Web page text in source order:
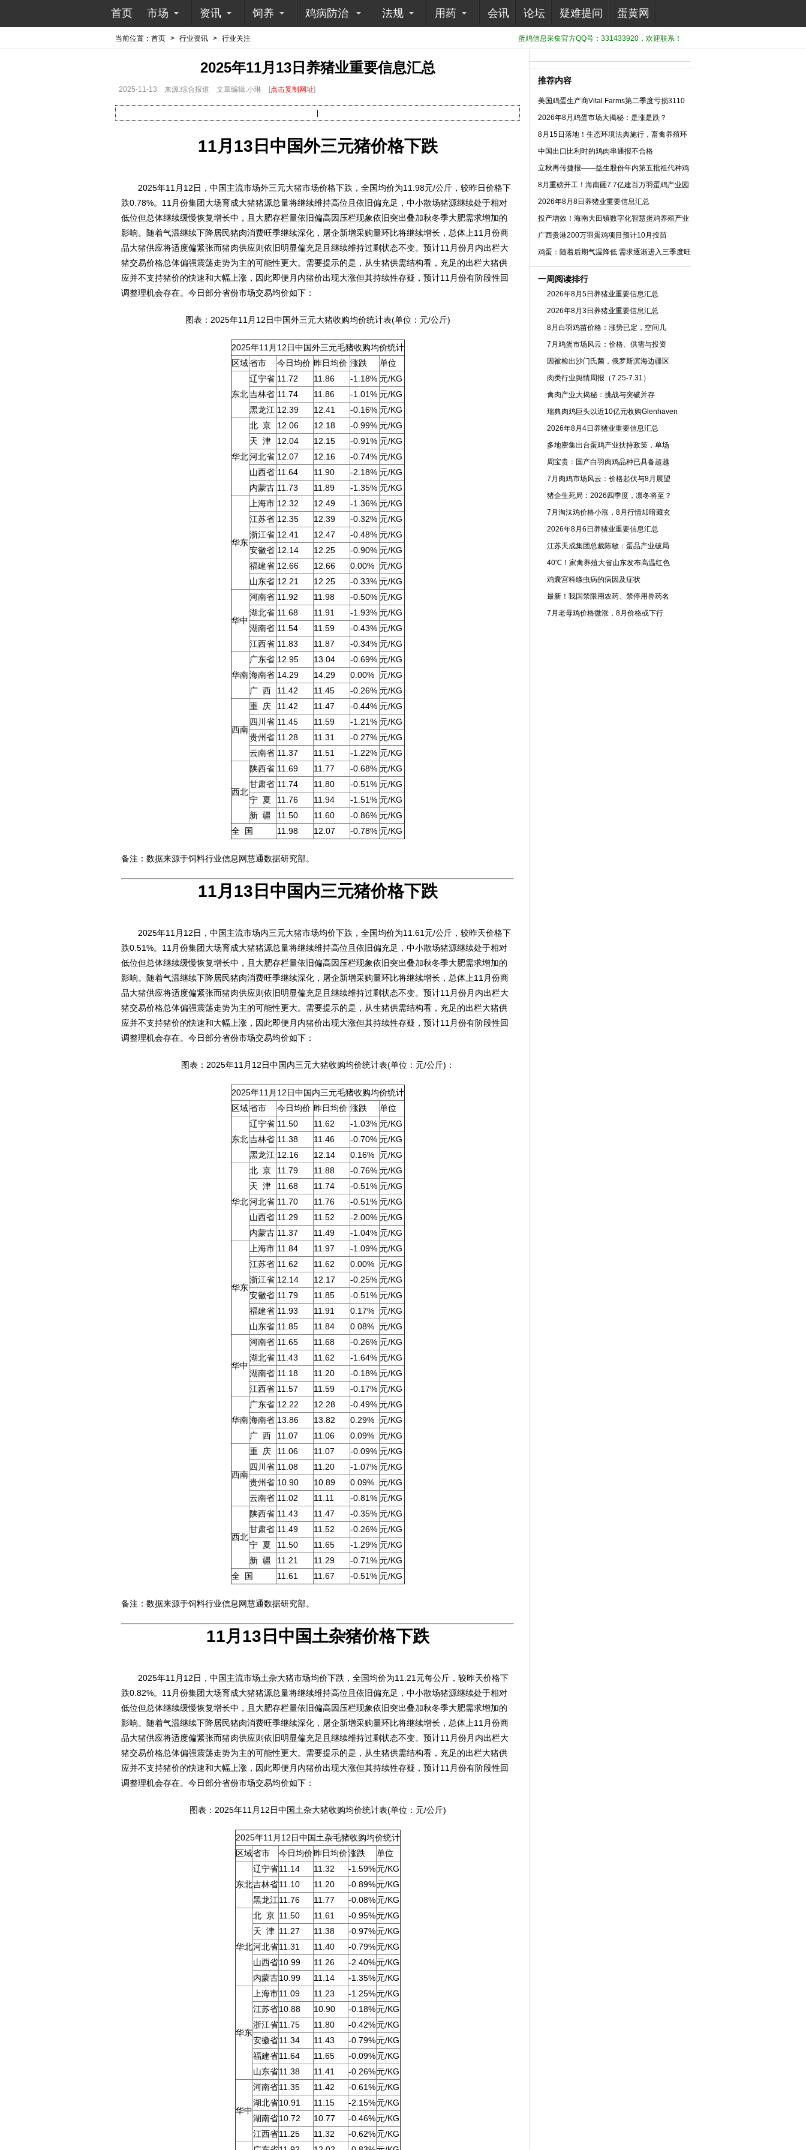
首页 市场 资讯 饲养 鸡病防治 法规 用药 会讯 论坛 疑难提问 蛋黄网
蛋鸡信息采集官方QQ号：331433920，欢迎联系！
当前位置： 首页 > 行业资讯 > 行业关注
2025年11月13日养猪业重要信息汇总
2025-11-13 来源:综合报道 文章编辑:小琳 [点击复制网址]
11月13日中国外三元猪价格下跌
2025年11月12日，中国主流市场外三元大猪市场价格下跌，全国均价为11.98元/公斤，较昨日价格下
跌0.78%。11月份集团大场育成大猪猪源总量将继续维持高位且依旧偏充足，中小散场猪源继续处于相对
低位但总体继续缓慢恢复增长中，且大肥存栏量依旧偏高因压栏现象依旧突出叠加秋冬季大肥需求增加的
影响。随着气温继续下降居民猪肉消费旺季继续深化，屠企新增采购量环比将继续增长，总体上11月份商
品大猪供应将适度偏紧张而猪肉供应则依旧明显偏充足且继续维持过剩状态不变。预计11月份月内出栏大
猪交易价格总体偏强震荡走势为主的可能性更大。需要提示的是，从生猪供需结构看，充足的出栏大猪供
应并不支持猪价的快速和大幅上涨，因此即便月内猪价出现大涨但其持续性存疑，预计11月份有阶段性回
调整理机会存在。今日部分省份市场交易均价如下：
图表：2025年11月12日中国外三元大猪收购均价统计表(单位：元/公斤)
2025年11月12日中国外三元毛猪收购均价统计
区域省市 今日均价 昨日均价 涨跌 单位
东北
辽宁省 11.72 11.86 -1.18% 元/KG
吉林省 11.74 11.86 -1.01% 元/KG
黑龙江 12.39 12.41 -0.16% 元/KG
华北
北 京 12.06 12.18 -0.99% 元/KG
天 津
12.04 12.15 -0.91% 元/KG
河北省 12.07 12.16 -0.74% 元/KG
山西省 11.64 11.90 -2.18% 元/KG
内蒙古 11.73 11.89 -1.35% 元/KG
华东
上海市 12.32 12.49 -1.36% 元/KG
江苏省 12.35 12.39 -0.32% 元/KG
浙江省 12.41 12.47 -0.48% 元/KG
安徽省 12.14 12.25 -0.90% 元/KG
福建省 12.66 12.66 0.00%
元/KG
山东省 12.21 12.25 -0.33% 元/KG
华中
河南省 11.92 11.98 -0.50% 元/KG
湖北省 11.68 11.91 -1.93% 元/KG
湖南省 11.54 11.59 -0.43% 元/KG
江西省 11.83 11.87 -0.34% 元/KG
华南
广东省 12.95 13.04 -0.69% 元/KG
海南省 14.29 14.29 0.00%
元/KG
广 西
11.42 11.45 -0.26% 元/KG
西南
重 庆 11.42 11.47 -0.44% 元/KG
四川省 11.45 11.59 -1.21% 元/KG
贵州省 11.28 11.31 -0.27% 元/KG
云南省 11.37 11.51 -1.22% 元/KG
西北
陕西省 11.69 11.77 -0.68% 元/KG
甘肃省 11.74 11.80 -0.51% 元/KG
宁 夏
11.76 11.94 -1.51% 元/KG
新 疆
11.50 11.60 -0.86% 元/KG
全 国
11.98 12.07 -0.78% 元/KG
备注：数据来源于饲料行业信息网慧通数据研究部。
11月13日中国内三元猪价格下跌
2025年11月12日，中国主流市场内三元大猪市场均价下跌，全国均价为11.61元/公斤，较昨天价格下
跌0.51%。11月份集团大场育成大猪猪源总量将继续维持高位且依旧偏充足，中小散场猪源继续处于相对
低位但总体继续缓慢恢复增长中，且大肥存栏量依旧偏高因压栏现象依旧突出叠加秋冬季大肥需求增加的
影响。随着气温继续下降居民猪肉消费旺季继续深化，屠企新增采购量环比将继续增长，总体上11月份商
品大猪供应将适度偏紧张而猪肉供应则依旧明显偏充足且继续维持过剩状态不变。预计11月份月内出栏大
猪交易价格总体偏强震荡走势为主的可能性更大。需要提示的是，从生猪供需结构看，充足的出栏大猪供
应并不支持猪价的快速和大幅上涨，因此即便月内猪价出现大涨但其持续性存疑，预计11月份有阶段性回
调整理机会存在。今日部分省份市场交易均价如下：
图表：2025年11月12日中国内三元大猪收购均价统计表(单位：元/公斤)：
2025年11月12日中国内三元毛猪收购均价统计
区域省市 今日均价 昨日均价 涨跌 单位
东北
辽宁省 11.50 11.62 -1.03% 元/KG
吉林省 11.38 11.46 -0.70% 元/KG
黑龙江 12.16 12.14 0.16% 元/KG
华北
北 京 11.79 11.88 -0.76% 元/KG
天 津
11.68 11.74 -0.51% 元/KG
河北省 11.70 11.76 -0.51% 元/KG
山西省 11.29 11.52 -2.00% 元/KG
内蒙古 11.37 11.49 -1.04% 元/KG
华东
上海市 11.84 11.97 -1.09% 元/KG
江苏省 11.62 11.62 0.00%
元/KG
浙江省 12.14 12.17 -0.25% 元/KG
安徽省 11.79 11.85 -0.51% 元/KG
福建省 11.93 11.91 0.17%
元/KG
山东省 11.85 11.84 0.08% 元/KG
华中
河南省 11.65 11.68 -0.26% 元/KG
湖北省 11.43 11.62 -1.64% 元/KG
湖南省 11.18 11.20 -0.18% 元/KG
江西省 11.57 11.59 -0.17% 元/KG
华南
广东省 12.22 12.28 -0.49% 元/KG
海南省 13.86 13.82 0.29%
元/KG
广 西
11.07 11.06 0.09% 元/KG
西南
重 庆 11.06 11.07 -0.09% 元/KG
四川省 11.08 11.20 -1.07% 元/KG
贵州省 10.90 10.89 0.09%
元/KG
云南省 11.02 11.11 -0.81% 元/KG
西北
陕西省 11.43 11.47 -0.35% 元/KG
甘肃省 11.49 11.52 -0.26% 元/KG
宁 夏
11.50 11.65 -1.29% 元/KG
新 疆
11.21 11.29 -0.71% 元/KG
全 国
11.61 11.67 -0.51% 元/KG
备注：数据来源于饲料行业信息网慧通数据研究部。
11月13日中国土杂猪价格下跌
2025年11月12日，中国主流市场土杂大猪市场均价下跌，全国均价为11.21元每公斤，较昨天价格下
跌0.82%。11月份集团大场育成大猪猪源总量将继续维持高位且依旧偏充足，中小散场猪源继续处于相对
低位但总体继续缓慢恢复增长中，且大肥存栏量依旧偏高因压栏现象依旧突出叠加秋冬季大肥需求增加的
影响。随着气温继续下降居民猪肉消费旺季继续深化，屠企新增采购量环比将继续增长，总体上11月份商
品大猪供应将适度偏紧张而猪肉供应则依旧明显偏充足且继续维持过剩状态不变。预计11月份月内出栏大
猪交易价格总体偏强震荡走势为主的可能性更大。需要提示的是，从生猪供需结构看，充足的出栏大猪供
应并不支持猪价的快速和大幅上涨，因此即便月内猪价出现大涨但其持续性存疑，预计11月份有阶段性回
调整理机会存在。今日部分省份市场交易均价如下：
图表：2025年11月12日中国土杂大猪收购均价统计表(单位：元/公斤)
2025年11月12日中国土杂毛猪收购均价统计
区域省市 今日均价昨日均价涨跌 单位
东北
辽宁省11.14 11.32 -1.59% 元/KG
吉林省11.10 11.20 -0.89% 元/KG
黑龙江11.76 11.77 -0.08% 元/KG
华北
北 京 11.50 11.61 -0.95% 元/KG
天 津 11.27 11.38 -0.97% 元/KG
河北省11.31 11.40 -0.79% 元/KG
山西省10.99 11.26 -2.40% 元/KG
内蒙古10.99 11.14 -1.35% 元/KG
华东
上海市11.09 11.23 -1.25% 元/KG
江苏省10.88 10.90 -0.18% 元/KG
浙江省11.75 11.80 -0.42% 元/KG
安徽省11.34 11.43 -0.79% 元/KG
福建省11.64 11.65 -0.09% 元/KG
山东省11.38 11.41 -0.26% 元/KG
华中
河南省11.35 11.42 -0.61% 元/KG
湖北省10.91 11.15 -2.15% 元/KG
湖南省10.72 10.77 -0.46% 元/KG
江西省11.25 11.32 -0.62% 元/KG
推荐内容
美国鸡蛋生产商Vital Farms第二季度亏损3110
万美元
2026年8月鸡蛋市场大揭秘：是涨是跌？
8月15日落地！生态环境法典施行，畜禽养殖环
保合规法治化新阶段
中国出口比利时的鸡肉串通报不合格
立秋再传捷报——益生股份年内第五批祖代种鸡
引种落地
8月重磅开工！海南砸7.7亿建百万羽蛋鸡产业园
2026年8月8日养猪业重要信息汇总
投产增效！海南大田镇数字化智慧蛋鸡养殖产业
园正式投产
广西贵港200万羽蛋鸡项目预计10月投苗
鸡蛋：随着后期气温降低 需求逐渐进入三季度旺
季
一周阅读排行
2026年8月5日养猪业重要信息汇总
2026年8月3日养猪业重要信息汇总
8月白羽鸡苗价格：涨势已定，空间几
7月鸡蛋市场风云：价格、供需与投资
因被检出沙门氏菌，俄罗斯滨海边疆区
肉类行业舆情周报（7.25-7.31）
禽肉产业大揭秘：挑战与突破并存
瑞典肉鸡巨头以近10亿元收购Glenhaven
2026年8月4日养猪业重要信息汇总
多地密集出台蛋鸡产业扶持政策，单场
周宝贵：国产白羽肉鸡品种已具备超越
7月肉鸡市场风云：价格起伏与8月展望
猪企生死局：2026四季度，凛冬将至？
7月淘汰鸡价格小涨，8月行情却暗藏玄
2026年8月6日养猪业重要信息汇总
江苏天成集团总裁陈敏：蛋品产业破局
40℃！家禽养殖大省山东发布高温红色
鸡囊宫科绦虫病的病因及症状
最新！我国禁限用农药、禁停用兽药名
7月老母鸡价格微涨，8月价格或下行